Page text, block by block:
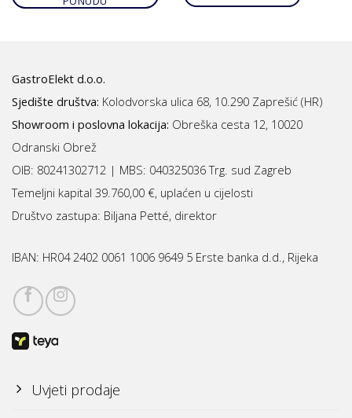
GastroElekt d.o.o.
Sjedište društva: Kolodvorska ulica 68, 10.290 Zaprešić (HR)
Showroom i poslovna lokacija: Obreška cesta 12, 10020
Odranski Obrež
OIB: 80241302712 | MBS: 040325036 Trg. sud Zagreb
Temeljni kapital 39.760,00 €, uplaćen u cijelosti
Društvo zastupa: Biljana Petté, direktor
IBAN: HR04 2402 0061 1006 9649 5 Erste banka d.d., Rijeka
Uvjeti prodaje